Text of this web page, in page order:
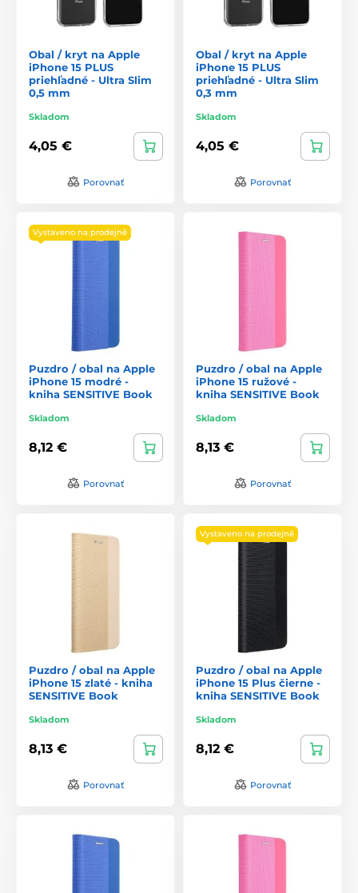
Obal / kryt na Apple
iPhone 15 PLUS
priehľadné - Ultra Slim
0,5 mm
Skladom
4,05 €
Porovnať
Obal / kryt na Apple
iPhone 15 PLUS
priehľadné - Ultra Slim
0,3 mm
Skladom
4,05 €
Porovnať
Vystaveno na prodejně
Puzdro / obal na Apple
iPhone 15 modré -
kniha SENSITIVE Book
Skladom
8,12 €
Porovnať
Puzdro / obal na Apple
iPhone 15 ružové -
kniha SENSITIVE Book
Skladom
8,13 €
Porovnať
Puzdro / obal na Apple
iPhone 15 zlaté - kniha
SENSITIVE Book
Skladom
8,13 €
Porovnať
Vystaveno na prodejně
Puzdro / obal na Apple
iPhone 15 Plus čierne -
kniha SENSITIVE Book
Skladom
8,12 €
Porovnať